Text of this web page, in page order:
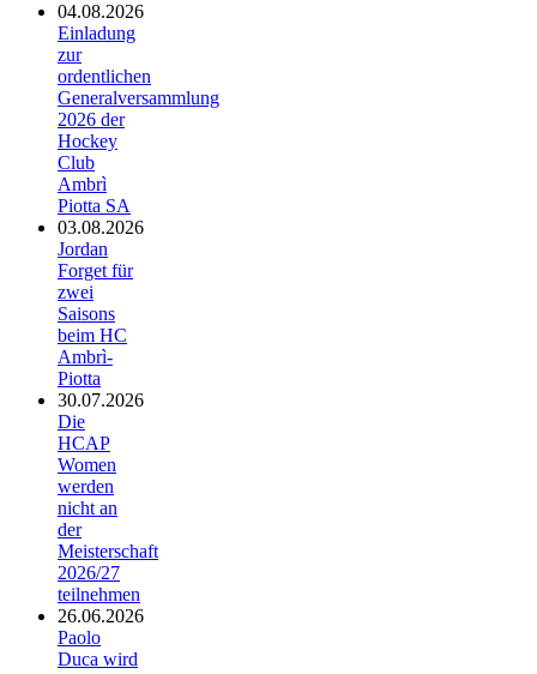
04.08.2026
Einladung
zur
ordentlichen
Generalversammlung
2026 der
Hockey
Club
Ambrì
Piotta SA
03.08.2026
Jordan
Forget für
zwei
Saisons
beim HC
Ambrì-
Piotta
30.07.2026
Die
HCAP
Women
werden
nicht an
der
Meisterschaft
2026/27
teilnehmen
26.06.2026
Paolo
Duca wird